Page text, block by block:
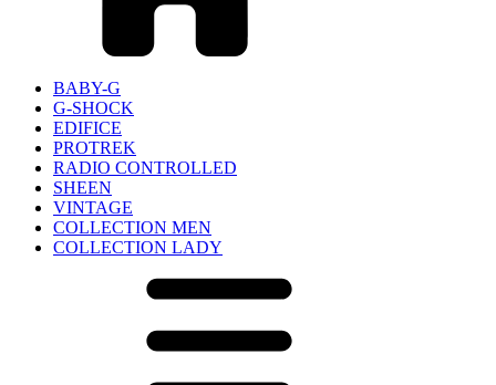
BABY-G
G-SHOCK
EDIFICE
PROTREK
RADIO CONTROLLED
SHEEN
VINTAGE
COLLECTION MEN
COLLECTION LADY